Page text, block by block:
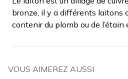
bronze, il y a différents laitons
contenir du plomb ou de l’étain
VOUS AIMEREZ AUSSI